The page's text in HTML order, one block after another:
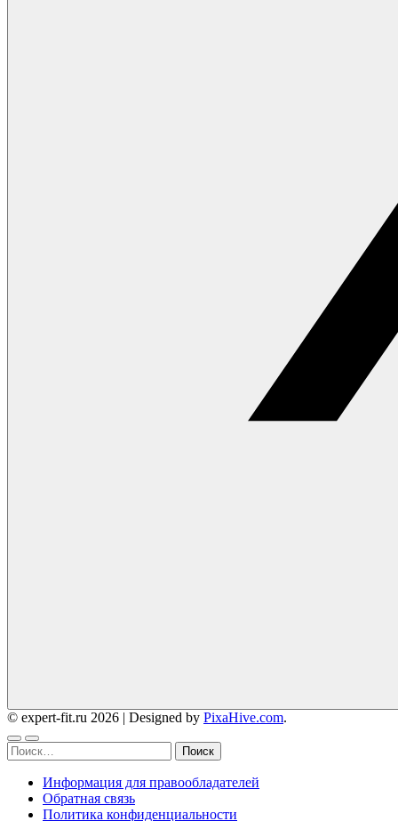
© expert-fit.ru 2026 | Designed by PixaHive.com.
Найти:
Информация для правообладателей
Обратная связь
Политика конфиденциальности